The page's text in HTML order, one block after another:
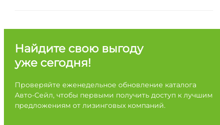
Найдите свою выгоду
уже сегодня!
Проверяйте еженедельное обновление каталога
Авто-Сейл, чтобы первыми получить доступ к лучшим
предложениям от лизинговых компаний.